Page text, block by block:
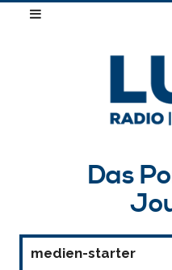
Das
medien-starter